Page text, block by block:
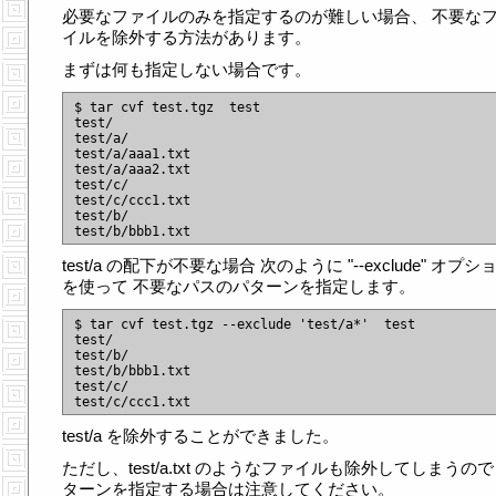
必要なファイルのみを指定するのが難しい場合、 不要な
イルを除外する方法があります。
まずは何も指定しない場合です。
$ tar cvf test.tgz  test
test/
test/a/
test/a/aaa1.txt
test/a/aaa2.txt
test/c/
test/c/ccc1.txt
test/b/
test/a の配下が不要な場合 次のように "--exclude" オプシ
を使って 不要なパスのパターンを指定します。
$ tar cvf test.tgz --exclude 'test/a*'  test
test/
test/b/
test/b/bbb1.txt
test/c/
test/a を除外することができました。
ただし、test/a.txt のようなファイルも除外してしまうの
ターンを指定する場合は注意してください。